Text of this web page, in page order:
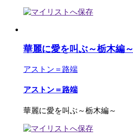
華麗に愛を叫ぶ～栃木編～
アストン＝路端
アストン＝路端
華麗に愛を叫ぶ～栃木編～